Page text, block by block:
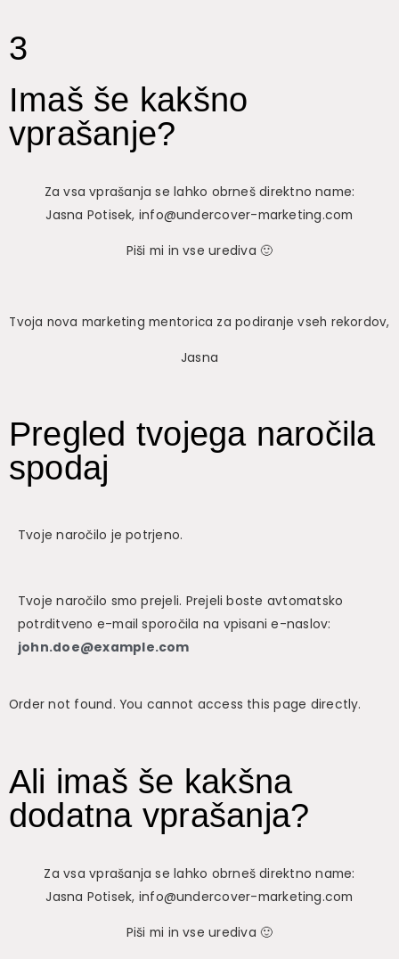
3
Imaš še kakšno
vprašanje?
Za vsa vprašanja se lahko obrneš direktno name:
Jasna Potisek, info@undercover-marketing.com
Piši mi in vse urediva 🙂
Tvoja nova marketing mentorica za podiranje vseh rekordov,
Jasna
Pregled tvojega naročila
spodaj
Tvoje naročilo je potrjeno.
Tvoje naročilo smo prejeli. Prejeli boste avtomatsko
potrditveno e-mail sporočila na vpisani e-naslov:
john.doe@example.com
Order not found. You cannot access this page directly.
Ali imaš še kakšna
dodatna vprašanja?
Za vsa vprašanja se lahko obrneš direktno name:
Jasna Potisek, info@undercover-marketing.com
Piši mi in vse urediva 🙂